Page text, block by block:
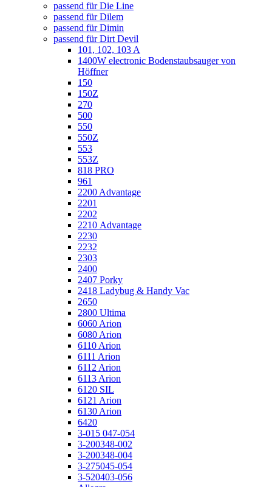
passend für Die Line
passend für Dilem
passend für Dimin
passend für Dirt Devil
101, 102, 103 A
1400W electronic Bodenstaubsauger von
Höffner
150
150Z
270
500
550
550Z
553
553Z
818 PRO
961
2200 Advantage
2201
2202
2210 Advantage
2230
2232
2303
2400
2407 Porky
2418 Ladybug & Handy Vac
2650
2800 Ultima
6060 Arion
6080 Arion
6110 Arion
6111 Arion
6112 Arion
6113 Arion
6120 SIL
6121 Arion
6130 Arion
6420
3-015 047-054
3-200348-002
3-200348-004
3-275045-054
3-520403-056